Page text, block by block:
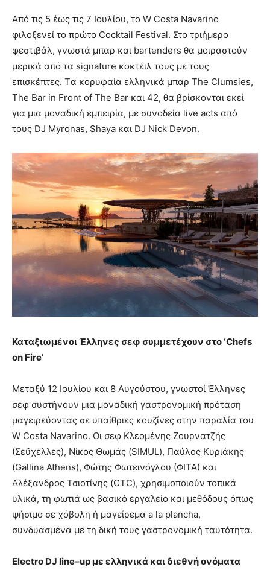
Από τις 5 έως τις 7 Ιουλίου, το W Costa Navarino
φιλοξενεί το πρώτο Cocktail Festival. Στο τριήμερο
φεστιβάλ, γνωστά μπαρ και bartenders θα μοιραστούν
μερικά από τα signature κοκτέιλ τους με τους
επισκέπτες. Tα κορυφαία ελληνικά μπαρ The Clumsies,
Τhe Bar in Front of The Bar και 42, θα βρίσκονται εκεί
για μια μοναδική εμπειρία, με συνοδεία live acts από
τους DJ Myronas, Shaya και DJ Nick Devon.
Καταξιωμένοι Έλληνες σεφ συμμετέχουν στο ‘Chefs
on Fire’
Μεταξύ 12 Ιουλίου και 8 Αυγούστου, γνωστοί Έλληνες
σεφ συστήνουν μια μοναδική γαστρονομική πρόταση
μαγειρεύοντας σε υπαίθριες κουζίνες στην παραλία του
W Costa Navarino. Οι σεφ Κλεομένης Ζουρνατζής
(Σεϋχέλλες), Νίκος Θωμάς (SIMUL), Παύλος Κυριάκης
(Gallina Athens), Φώτης Φωτεινόγλου (ΦΙΤΑ) και
Αλέξανδρος Τσιοτίνης (CTC), χρησιμοποιούν τοπικά
υλικά, τη φωτιά ως βασικό εργαλείο και μεθόδους όπως
ψήσιμο σε χόβολη ή μαγείρεμα a la plancha,
συνδυασμένα με τη δική τους γαστρονομική ταυτότητα.
Electro DJ line–upμε ελληνικά και διεθνή ονόματα